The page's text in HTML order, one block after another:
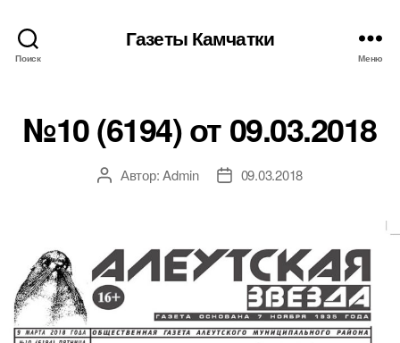
Поиск
Газеты Камчатки
Меню
№10 (6194) от 09.03.2018
АвторАвтор:Admin
Дата09.03.2018